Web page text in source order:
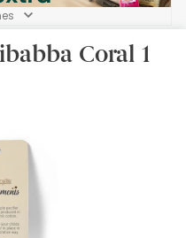
Coral 1